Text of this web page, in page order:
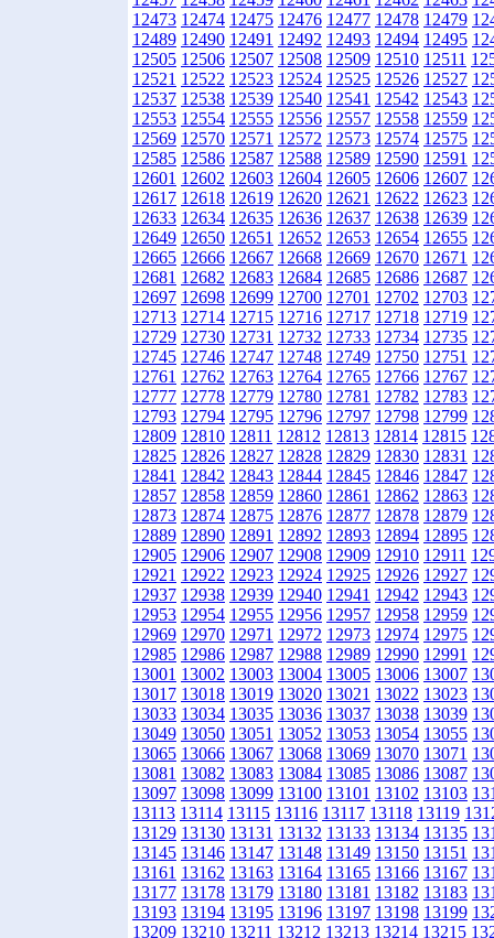
12473 12474 12475 12476 12477 12478 12479
12489 12490 12491 12492 12493 12494 12495
12505 12506 12507 12508 12509 12510 12511
12521 12522 12523 12524 12525 12526 12527
12537 12538 12539 12540 12541 12542 12543
12553 12554 12555 12556 12557 12558 12559
12569 12570 12571 12572 12573 12574 12575
12585 12586 12587 12588 12589 12590 12591
12601 12602 12603 12604 12605 12606 12607
12617 12618 12619 12620 12621 12622 12623
12633 12634 12635 12636 12637 12638 12639
12649 12650 12651 12652 12653 12654 12655
12665 12666 12667 12668 12669 12670 12671
12681 12682 12683 12684 12685 12686 12687
12697 12698 12699 12700 12701 12702 12703
12713 12714 12715 12716 12717 12718 12719
12729 12730 12731 12732 12733 12734 12735
12745 12746 12747 12748 12749 12750 12751
12761 12762 12763 12764 12765 12766 12767
12777 12778 12779 12780 12781 12782 12783
12793 12794 12795 12796 12797 12798 12799
12809 12810 12811 12812 12813 12814 12815
12825 12826 12827 12828 12829 12830 12831
12841 12842 12843 12844 12845 12846 12847
12857 12858 12859 12860 12861 12862 12863
12873 12874 12875 12876 12877 12878 12879
12889 12890 12891 12892 12893 12894 12895
12905 12906 12907 12908 12909 12910 12911
12921 12922 12923 12924 12925 12926 12927
12937 12938 12939 12940 12941 12942 12943
12953 12954 12955 12956 12957 12958 12959
12969 12970 12971 12972 12973 12974 12975
12985 12986 12987 12988 12989 12990 12991
13001 13002 13003 13004 13005 13006 13007
13017 13018 13019 13020 13021 13022 13023
13033 13034 13035 13036 13037 13038 13039
13049 13050 13051 13052 13053 13054 13055
13065 13066 13067 13068 13069 13070 13071
13081 13082 13083 13084 13085 13086 13087
13097 13098 13099 13100 13101 13102 13103
13113 13114 13115 13116 13117 13118 13119
13129 13130 13131 13132 13133 13134 13135
13145 13146 13147 13148 13149 13150 13151
13161 13162 13163 13164 13165 13166 13167
13177 13178 13179 13180 13181 13182 13183
13193 13194 13195 13196 13197 13198 13199
13209 13210 13211 13212 13213 13214 13215